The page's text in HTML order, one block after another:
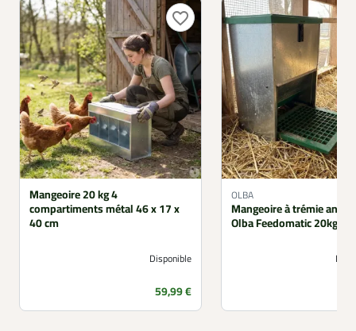
favorite_border
Mangeoire 20 kg 4
compartiments métal 46 x 17 x
40 cm
Disponible
Prix
59,99 €
OLBA
Mangeoire à trémie anti
Olba Feedomatic 20kg
Non